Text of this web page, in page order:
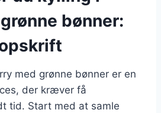
bønner:
med grønne bønner er en
der kræver få
tid. Start med at samle